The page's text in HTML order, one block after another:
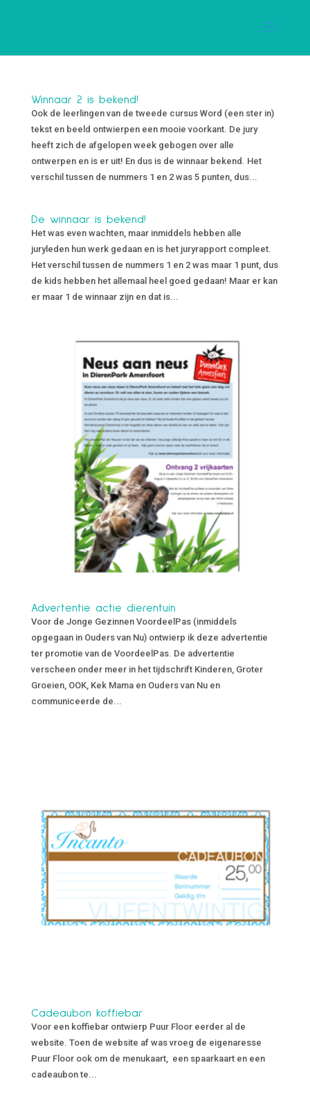
Winnaar 2 is bekend!
Ook de leerlingen van de tweede cursus Word (een ster in)
tekst en beeld ontwierpen een mooie voorkant. De jury
heeft zich de afgelopen week gebogen over alle
ontwerpen en is er uit! En dus is de winnaar bekend. Het
verschil tussen de nummers 1 en 2 was 5 punten, dus...
De winnaar is bekend!
Het was even wachten, maar inmiddels hebben alle
juryleden hun werk gedaan en is het juryrapport compleet.
Het verschil tussen de nummers 1 en 2 was maar 1 punt, dus
de kids hebben het allemaal heel goed gedaan! Maar er kan
er maar 1 de winnaar zijn en dat is...
Advertentie actie dierentuin
Voor de Jonge Gezinnen VoordeelPas (inmiddels
opgegaan in Ouders van Nu) ontwierp ik deze advertentie
ter promotie van de VoordeelPas. De advertentie
verscheen onder meer in het tijdschrift Kinderen, Groter
Groeien, OOK, Kek Mama en Ouders van Nu en
communiceerde de...
Cadeaubon koffiebar
Voor een koffiebar ontwierp Puur Floor eerder al de
website. Toen de website af was vroeg de eigenaresse
Puur Floor ook om de menukaart, een spaarkaart en een
cadeaubon te...